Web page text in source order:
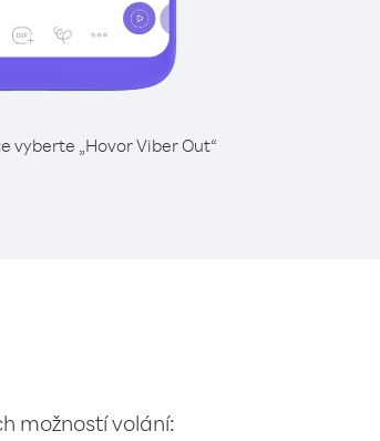
vyberte „Hovor Viber Out“
možností volání: